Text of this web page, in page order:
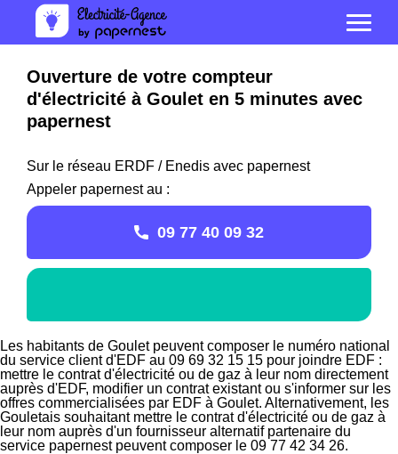
Ouverture de votre compteur
d'électricité à Goulet en 5 minutes avec
papernest
Sur le réseau ERDF / Enedis avec papernest
Appeler papernest au :
09 77 40 09 32
Les habitants de Goulet peuvent composer le numéro national
du service client d'EDF au 09 69 32 15 15 pour joindre EDF :
mettre le contrat d'électricité ou de gaz à leur nom directement
auprès d'EDF, modifier un contrat existant ou s'informer sur les
offres commercialisées par EDF à Goulet. Alternativement, les
Gouletais souhaitant mettre le contrat d'électricité ou de gaz à
leur nom auprès d'un fournisseur alternatif partenaire du
service papernest peuvent composer le 09 77 42 34 26.